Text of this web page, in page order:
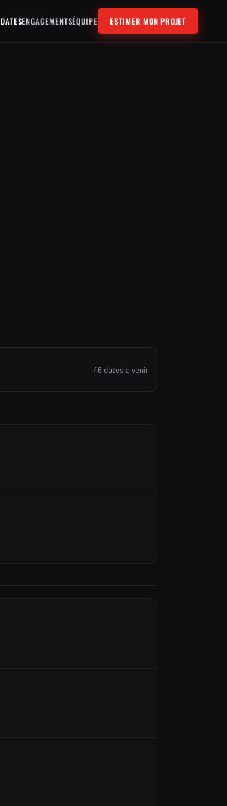
DATESENGAGEMENTSÉQUIPE ESTIMER MON PROJET
46 dates à venir